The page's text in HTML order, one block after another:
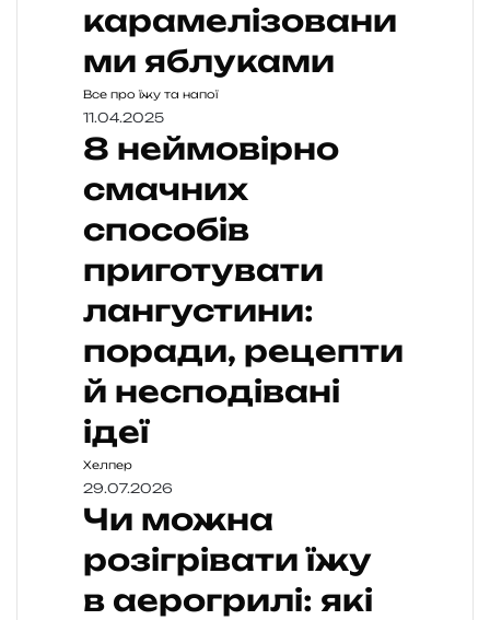
карамелізовани
ми яблуками
Все про їжу та напої
11.04.2025
8 неймовірно
смачних
способів
приготувати
лангустини:
поради, рецепти
й несподівані
ідеї
Хелпер
29.07.2026
Чи можна
розігрівати їжу
в аерогрилі: які